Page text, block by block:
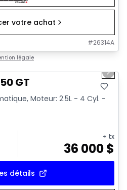
votre achat
#26314A
légale
Next
GT
Moteur: 2.5L - 4 Cyl. -
+ tx
36 000$
détails